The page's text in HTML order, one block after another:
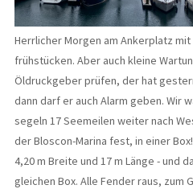
Herrlicher Morgen am Ankerplatz
frühstücken. Aber auch kleine
Öldruckgeber prüfen, der hat
dann darf er auch Alarm geben. Wir
segeln 17 Seemeilen weiter nach
der Bloscon-Marina fest, in einer
4,20 m Breite und 17 m Länge - und
gleichen Box. Alle Fender raus, zum